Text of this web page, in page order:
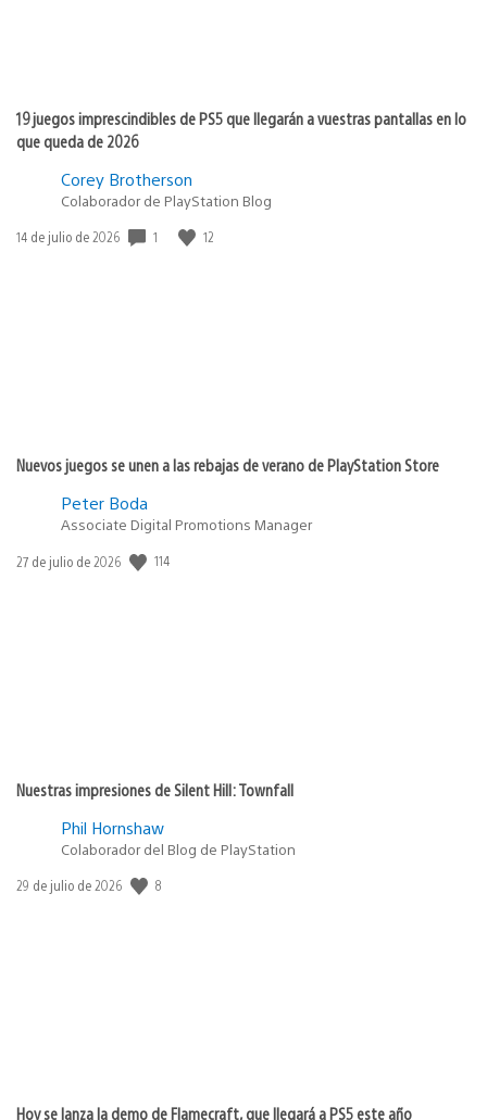
19 juegos imprescindibles de PS5 que llegarán a vuestras pantallas en lo
que queda de 2026
Corey Brotherson
Colaborador de PlayStation Blog
Fecha
14 de julio de 2026 1 12
Nuevos juegos se unen a las rebajas de verano de PlayStation Store
Peter Boda
Associate Digital Promotions Manager
Fecha
27 de julio de 2026 114
Nuestras impresiones de Silent Hill: Townfall
Phil Hornshaw
Colaborador del Blog de PlayStation
Fecha
29 de julio de 2026 8
Hoy se lanza la demo de Flamecraft, que llegará a PS5 este año